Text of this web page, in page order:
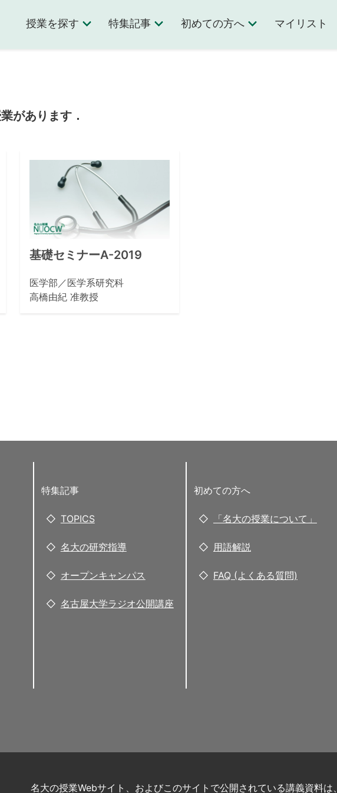
授業を探す 特集記事 初めての方へ マイリスト
があります．
基礎セミナーA-2019
医学部／医学系研究科
高橋由紀 准教授
特集記事
TOPICS
名大の研究指導
オープンキャンパス
名古屋大学ラジオ公開講座
初めての方へ
「名大の授業について」
用語解説
FAQ (よくある質問)
名大の授業Webサイト、およびこのサイトで公開されている講義資料は、